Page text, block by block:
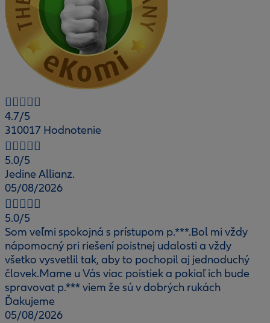
4.7/5
310017 Hodnotenie
5.0/5
Jedine Allianz.
05/08/2026
5.0/5
Som veľmi spokojná s prístupom p.***.Bol mi vždy
nápomocný pri riešení poistnej udalosti a vždy
všetko vysvetlil tak, aby to pochopil aj jednoduchý
človek.Mame u Vás viac poistiek a pokiaľ ich bude
spravovat p.*** viem že sú v dobrých rukách
Ďakujeme
05/08/2026